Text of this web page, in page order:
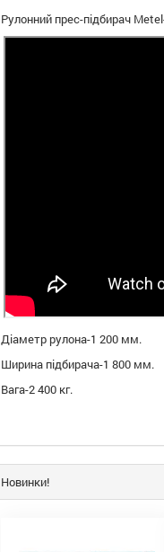
Рулонний прес-підбирач
Діаметр рулона-1 200 мм.
Ширина підбирача-1 800 мм.
Вага-2 400 кг.
Новинки!